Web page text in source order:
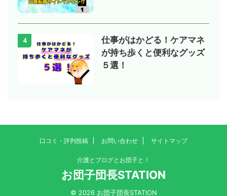
4
仕事がはかどる！ケアマネ
が持ち歩くと便利なグッズ
５選！
口コミ・評判投稿 お問い合わせ サイトマップ
介護とブログとお団子と！
お団子団長STATION
© 2026 お団子団長STATION